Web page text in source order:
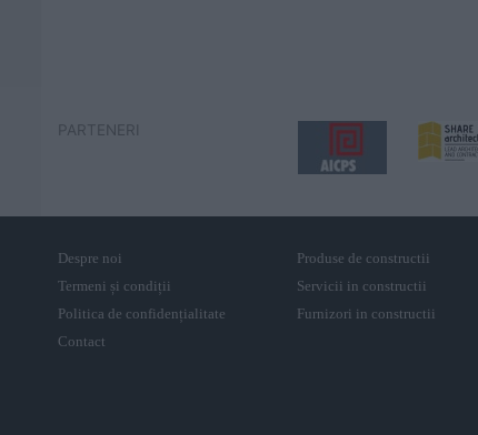
PARTENERI
Despre noi
Termeni și condiții
Politica de confidențialitate
Contact
Produse de constructii
Servicii in constructii
Furnizori in constructii